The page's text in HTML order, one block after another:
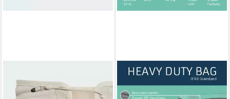
Laufgürtel TERREX
XPERIOR TRAIL RUNNING
NOAKS
Packsack Noags Bag, Flower
16,95 €